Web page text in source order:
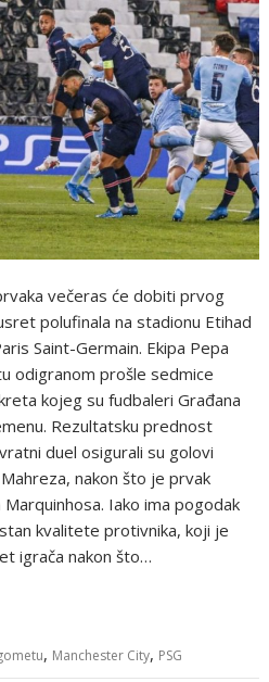
večeras će dobiti prvog
polufinala na stadionu Etihad
Saint-Germain. Ekipa Pepa
odigranom prošle sedmice
kojeg su fudbaleri Građana
Rezultatsku prednost
duel osigurali su golovi
nakon što je prvak
Iako ima pogodak
kvalitete protivnika, koji je
igrača nakon što…
, Manchester City, PSG